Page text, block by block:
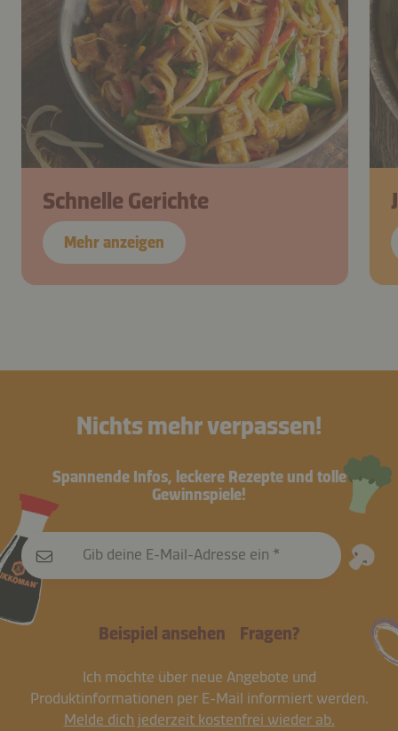
Schnelle Gerichte
Mehr anzeigen
Nichts mehr verpassen!
Spannende Infos, leckere Rezepte und tolle
Gewinnspiele!
Gib deine E-Mail-Adresse ein
Beispiel ansehen Fragen?
Ich möchte über neue Angebote und
Produktinformationen per E-Mail informiert werden.
Melde dich jederzeit kostenfrei wieder ab.